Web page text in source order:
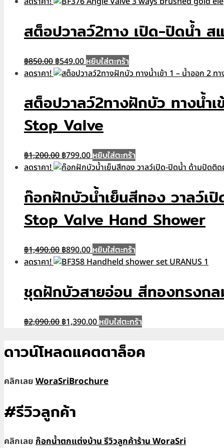
฿750.00.
฿490.00.
สต็อปวาลว์2ทาง เปิด-ปิดน้ำ
฿850.00 Original
price
฿850.00.
฿549.00Current
price
฿549.00.
หยิบใส่ตะกร้า
ลดราคา!
สต็อปวาลว์2ทางฝักบัว ทางน้ำ
Stop Valve
฿1,200.00 Original
price
฿1,200.00.
฿799.00Current
price
฿799.00.
หยิบใส่ตะกร้า
ลดราคา!
ก๊อกฝักบัวน้ำเย็นสีทอง วาลว์
Stop Valve Hand Shower
฿1,490.00 Original
price
฿1,490.00.
฿890.00Current
price
฿890.00.
หยิบใส่ตะกร้า
ลดราคา!
ชุดฝักบัวสายอ่อน สีทองทรงก
฿2,090.00 Original
฿2,090.00.
฿1,390.00Current
฿1,390.00.
หยิบใส่ตะกร้า
ดาวน์โหลดแคตตาล็อค
คลิกเลยWoraSriBrochure
#รีวิวลูกค้า
คลิกเลยก๊อกน้ำตกแต่งบ้าน รีวิวลูกค้าร้าน WoraSri